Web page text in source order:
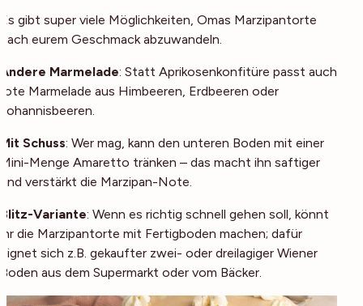
Es gibt super viele Möglichkeiten, Omas Marzipantorte
nach eurem Geschmack abzuwandeln.
Andere Marmelade: Statt Aprikosenkonfitüre passt auch
rote Marmelade aus Himbeeren, Erdbeeren oder
Johannisbeeren.
Mit Schuss: Wer mag, kann den unteren Boden mit einer
Mini-Menge Amaretto tränken – das macht ihn saftiger
und verstärkt die Marzipan-Note.
Blitz-Variante: Wenn es richtig schnell gehen soll, könnt
ihr die Marzipantorte mit Fertigboden machen; dafür
eignet sich z.B. gekaufter zwei- oder dreilagiger Wiener
Boden aus dem Supermarkt oder vom Bäcker.